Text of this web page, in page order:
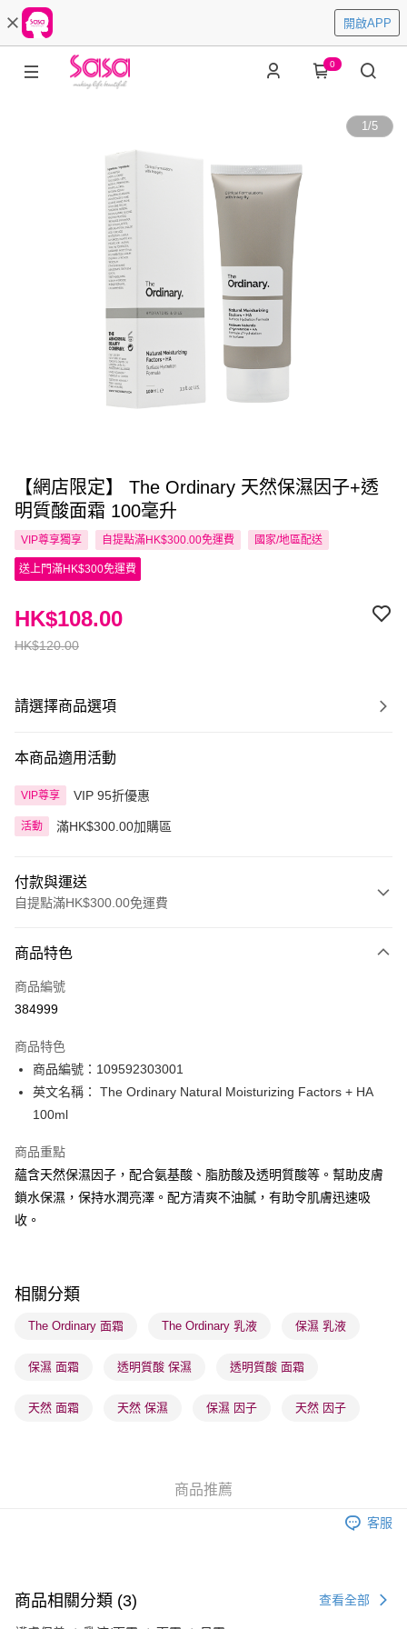
開啟APP
0
1/5
【網店限定】 The Ordinary 天然保濕因子+透
明質酸面霜 100毫升
VIP尊享獨享 自提點滿HK$300.00免運費 國家/地區配送
送上門滿HK$300免運費
HK$120.00
HK$108.00
請選擇商品選項
本商品適用活動
VIP尊享 VIP 95折優惠
活動 滿HK$300.00加購區
付款與運送
自提點滿HK$300.00免運費
信用卡
Apple Pay
PayMe
WeChat Pay
送貨方式
順豐自助櫃 - 確認發貨後1-3個工作天送達
每筆HK$65.00，滿HK$300.00或以上免運費
每筆HK$65.00，滿HK$300.00或以上免運費
確認發貨後1-3 工作天送達，訂單將隨機分配至SF順豐速運或京東
每筆HK$65.00，滿HK$300.00或以上免運費
(香港門市) 只顯示可選門市。確認發貨後2-5個工作天到店，3天內
(澳門門市) 只顯示可選門市。確認發貨後2-5個工作天到店，3天內
商品特色
商品編號
384999
商品特色
商品編號：109592303001
英文名稱： The Ordinary Natural Moisturizing Factors + HA
100ml
商品重點
蘊含天然保濕因子，配合氨基酸、脂肪酸及透明質酸等。幫助皮膚
鎖水保濕，保持水潤亮澤。配方清爽不油膩，有助令肌膚迅速吸
收。
相關分類
The Ordinary 面霜 The Ordinary 乳液 保濕 乳液
保濕 面霜 透明質酸 保濕 透明質酸 面霜
天然 面霜 天然 保濕 保濕 因子 天然 因子
商品推薦
客服
商品相關分類 (3) 查看全部